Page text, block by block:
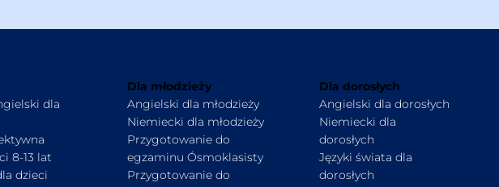
dla
8-13 lat
dzieci
Dla młodzieży
Angielski dla młodzieży
Niemiecki dla młodzieży
Przygotowanie do
egzaminu Ósmoklasisty
Przygotowanie do
Dla dorosłych
Angielski dla dorosłych
Niemiecki dla
dorosłych
Języki świata dla
dorosłych